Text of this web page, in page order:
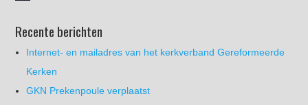
Recente berichten
Internet- en mailadres van het kerkverband Gereformeerde
Kerken
GKN Prekenpoule verplaatst